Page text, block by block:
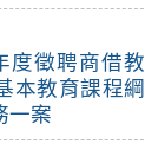
度徵聘商借教
本教育課程綱
一案